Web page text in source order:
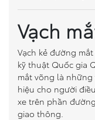
So sánh xe
Dự toán chi phí
Đăng kí lái thử
Vạch
Vạch kẻ đường
kỹ thuật Quốc gia
mắt võng là
hiệu cho người
xe trên phần
giao thông.